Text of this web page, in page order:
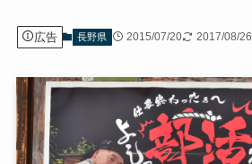
広告 長野県 2015/07/20 2017/08/26